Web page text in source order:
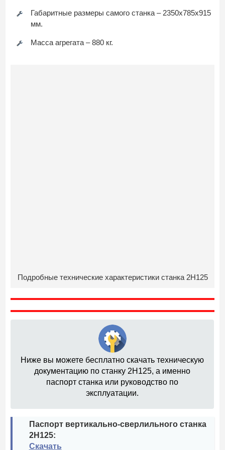
Габаритные размеры самого станка – 2350х785х915
мм.
Масса агрегата – 880 кг.
Подробные технические характеристики станка 2Н125
Ниже вы можете бесплатно скачать техническую
документацию по станку 2Н125, а именно
паспорт станка или руководство по
эксплуатации.
Паспорт вертикально-сверлильного станка
2Н125:
Скачать